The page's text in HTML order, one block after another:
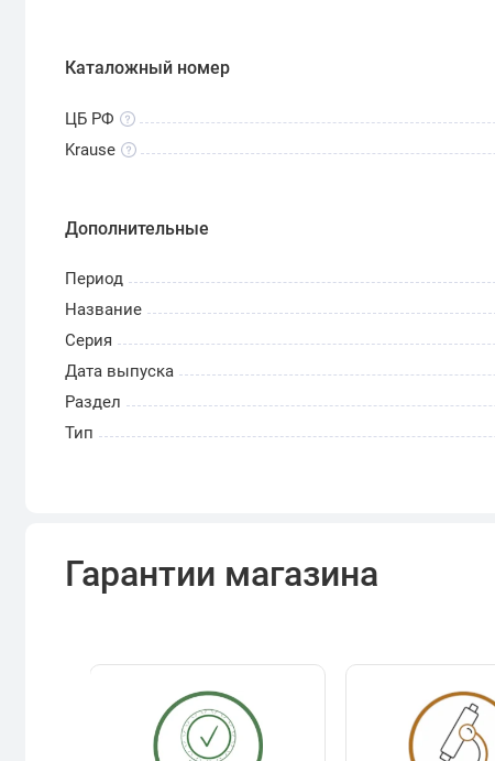
Каталожный номер
ЦБ РФ
Krause
Дополнительные
Период
Название
Серия
Дата выпуска
Раздел
Тип
Гарантии магазина